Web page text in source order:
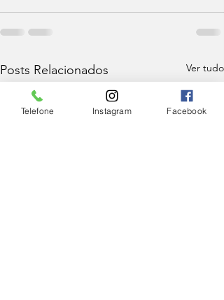
Posts Relacionados Ver tudo
Telefone Instagram Facebook